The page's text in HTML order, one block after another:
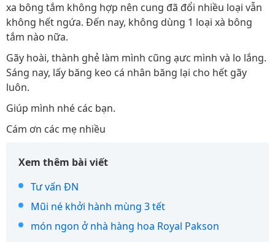
xa bông tắm không hợp nên cung đã đổi nhiều loại vẫn
không hết ngứa. Đến nay, không dùng 1 loại xà bông
tắm nào nữa.
Gãy hoài, thành ghẻ làm mình cũng ạưc mình và lo lắng.
Sáng nay, lấy băng keo cá nhân băng lại cho hết gãy
luôn.
Giúp mình nhé các bạn.
Cám ơn các mẹ nhiều
Xem thêm bài viết
Tư vấn ĐN
Mũi né khởi hành mùng 3 tết
món ngon ở nhà hàng hoa Royal Pakson